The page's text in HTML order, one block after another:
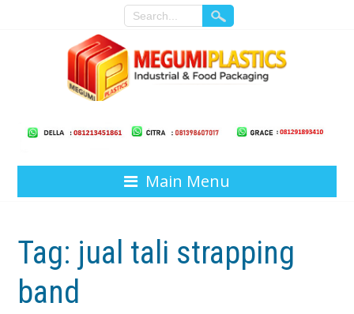
Main Menu
Tag: jual tali strapping
band